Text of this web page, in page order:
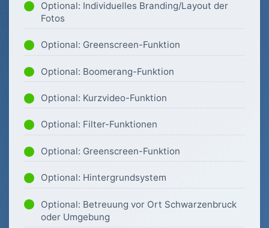
Optional: Individuelles Branding/Layout der
Fotos
Optional: Greenscreen-Funktion
Optional: Boomerang-Funktion
Optional: Kurzvideo-Funktion
Optional: Filter-Funktionen
Optional: Greenscreen-Funktion
Optional: Hintergrundsystem
Optional: Betreuung vor Ort Schwarzenbruck
oder Umgebung